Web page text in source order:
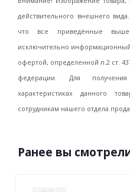
действительного внешнего
что все приведённые выше
исключительно
офертой, определенной п.2 ст.
федерации. Для
характеристиках данного
сотрудникам нашего отдела
Ранее вы